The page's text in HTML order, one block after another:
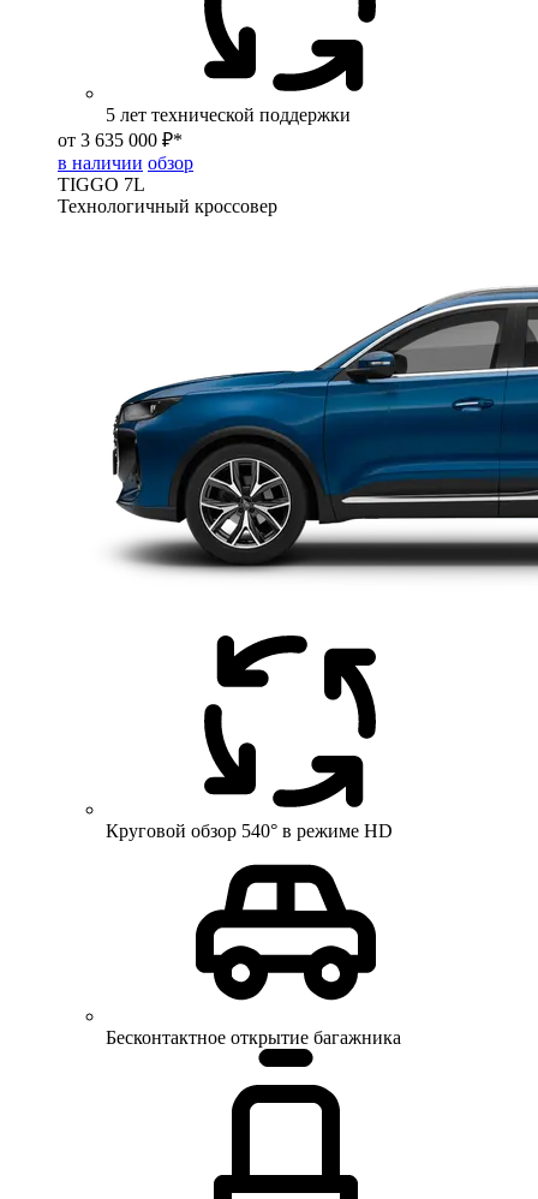
5 лет технической поддержки
от 3 635 000 ₽*
в наличии обзор
TIGGO 7L
Технологичный кроссовер
Круговой обзор 540° в режиме HD
Бесконтактное открытие багажника